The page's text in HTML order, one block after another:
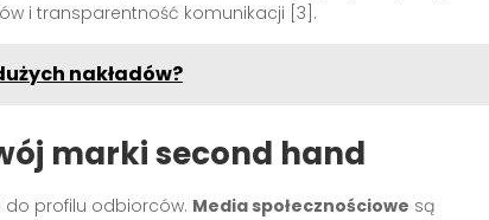
i transparentność komunikacji [3].
nakładów?
marki second hand
profilu odbiorców. Media społecznościowe są